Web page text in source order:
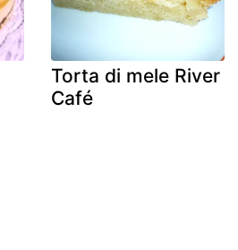
Torta di mele River
Café